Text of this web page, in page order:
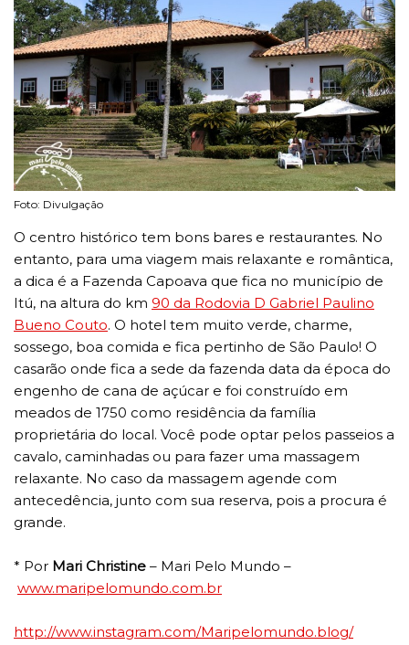
Foto: Divulgação
O centro histórico tem bons bares e restaurantes. No
entanto, para uma viagem mais relaxante e romântica,
a dica é a Fazenda Capoava que fica no município de
Itú, na altura do km 90 da Rodovia D Gabriel Paulino
Bueno Couto. O hotel tem muito verde, charme,
sossego, boa comida e fica pertinho de São Paulo! O
casarão onde fica a sede da fazenda data da época do
engenho de cana de açúcar e foi construído em
meados de 1750 como residência da família
proprietária do local. Você pode optar pelos passeios a
cavalo, caminhadas ou para fazer uma massagem
relaxante. No caso da massagem agende com
antecedência, junto com sua reserva, pois a procura é
grande.
* Por Mari Christine – Mari Pelo Mundo –
www.maripelomundo.com.br
http://www.instagram.com/Maripelomundo.blog/